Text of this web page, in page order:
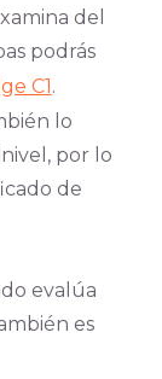
del
podrás
C1.
lo
por lo
de
evalúa
es